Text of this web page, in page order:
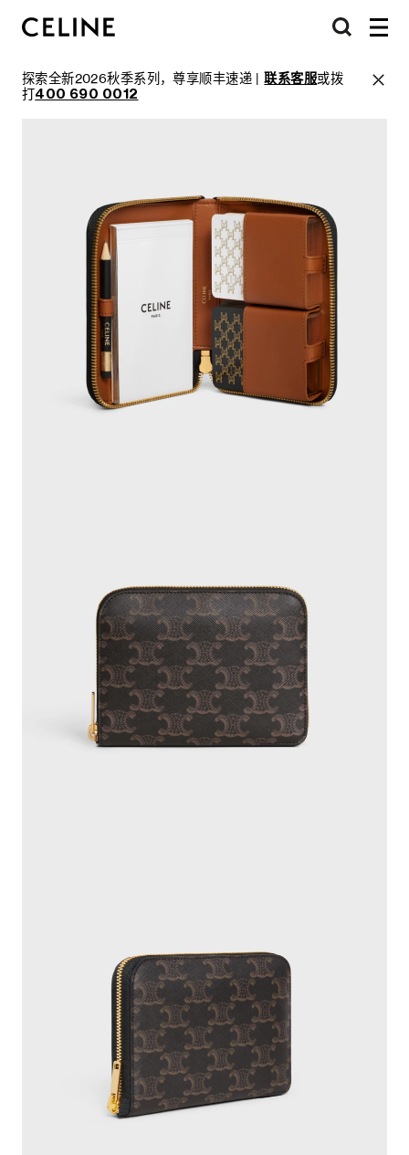
探索全新2026秋季系列，尊享顺丰速递 |联系客服或拨
打400 690 0012